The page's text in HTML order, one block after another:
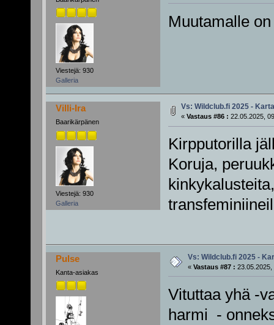
Viestejä: 930
Galleria
Muutamalle
Villi-Ira
Baarikärpänen
Viestejä: 930
Galleria
Vs: Wildclub.fi 2025 -
« Vastaus #86 : 22.05.2025,
Kirpputorilla
Koruja,
Pulse
Kanta-asiakas
Vs: Wildclub.fi 2025 -
« Vastaus #87 : 23.05.2025,
Vituttaa yhä -
harmi -